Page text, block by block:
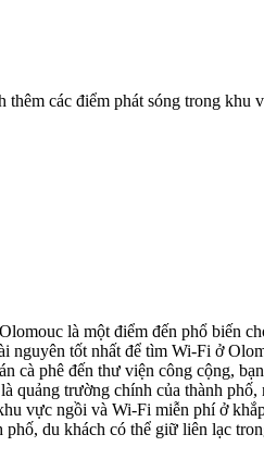
các điểm phát sóng trong khu
là một điểm đến phổ biến
tốt nhất để tìm Wi-Fi ở
cà phê đến thư viện công cộng,
trường chính của thành phố,
vực ngồi và Wi-Fi miễn phí ở
du khách có thể giữ liên lạc